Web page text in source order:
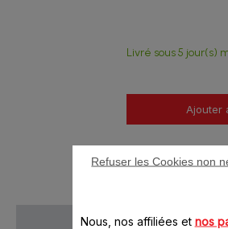
Livré sous 5 jour(s)
Ajouter
Nous, nos affiliées et nos
Refuser les Cookies non